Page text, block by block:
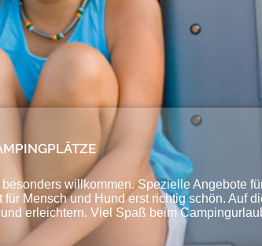
willkommen. Spezielle Angebote
Mensch und Hund erst richtig schön. Auf
erleichtern. Viel Spaß beim